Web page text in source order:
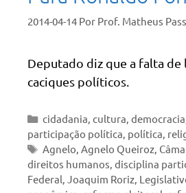
2014-04-14 Por Prof. Matheus
Deputado diz que a falta
caciques políticos.
Categorias
cidadania,cultura,democracia
participação política, política,
Tags
Agnelo,Agnelo Queiroz,
direitos humanos, disciplina
Federal, Joaquim Roriz,